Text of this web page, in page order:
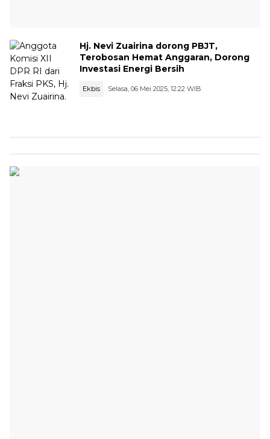
Hj. Nevi Zuairina dorong PBJT,
Terobosan Hemat Anggaran, Dorong
Investasi Energi Bersih
Ekbis Selasa, 06 Mei 2025, 12:22 WIB